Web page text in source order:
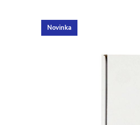
Novinka